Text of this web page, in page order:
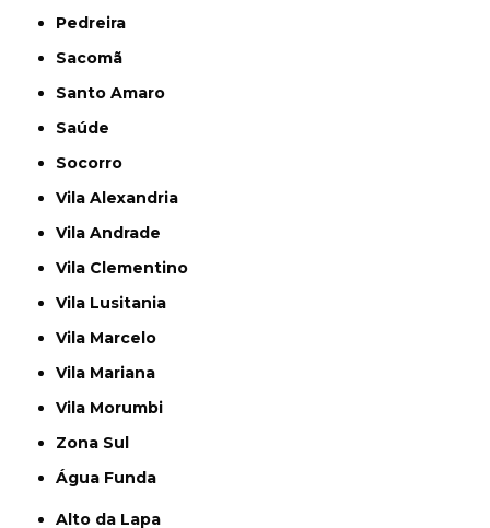
Pedreira
Sacomã
Santo Amaro
Saúde
Socorro
Vila Alexandria
Vila Andrade
Vila Clementino
Vila Lusitania
Vila Marcelo
Vila Mariana
Vila Morumbi
Zona Sul
Água Funda
Alto da Lapa